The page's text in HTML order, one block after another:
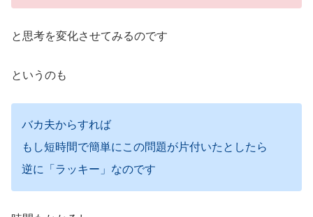
と思考を変化させてみるのです
というのも
バカ夫からすれば
もし短時間で簡単にこの問題が片付いたとしたら
逆に「ラッキー」なのです